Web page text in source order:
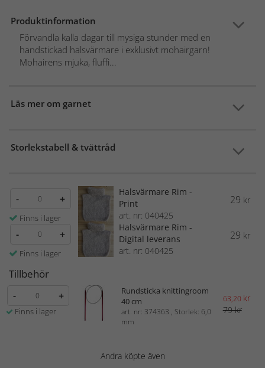
Produktinformation
Förvandla kalla dagar till mysiga stunder med en
handstickad halsvärmare i exklusivt mohairgarn!
Mohairens mjuka, fluffi...
Läs mer om garnet
Storlekstabell & tvättråd
- +
Finns i lager
Halsvärmare Rim -
Print
art. nr: 040425
29 kr
- +
Finns i lager
Halsvärmare Rim -
Digital leverans
art. nr: 040425
29 kr
Tillbehör
- +
Finns i lager
Rundsticka knittingroom
40 cm
art. nr: 374363 , Storlek: 6,0
mm
63,20 kr
79 kr
Andra köpte även